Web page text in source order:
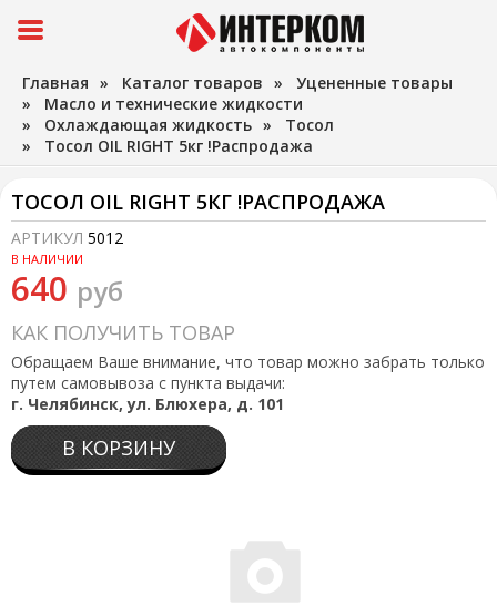
Главная » Каталог товаров » Уцененные товары
» Масло и технические жидкости
» Охлаждающая жидкость » Тосол
» Тосол OIL RIGHT 5кг !Распродажа
ТОСОЛ OIL RIGHT 5КГ !РАСПРОДАЖА
АРТИКУЛ 5012
В НАЛИЧИИ
640 руб
КАК ПОЛУЧИТЬ ТОВАР
Обращаем Ваше внимание, что товар можно забрать только
путем самовывоза с пункта выдачи:
г. Челябинск, ул. Блюхера, д. 101
В КОРЗИНУ